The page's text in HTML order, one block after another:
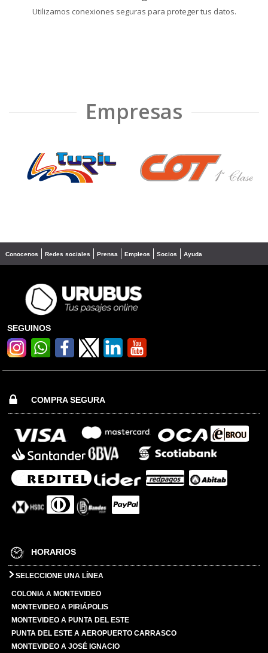
Utilizamos conexiones seguras para proteger tus datos.
Empresas
❮ ❯
Conocenos Redes sociales Prensa Empleos Socios Ayuda
SEGUINOS
COMPRA SEGURA
HORARIOS
SELECCIONE UNA LÍNEA
COLONIA A MONTEVIDEO
MONTEVIDEO A PIRIÁPOLIS
MONTEVIDEO A PUNTA DEL ESTE
PUNTA DEL ESTE A AEROPUERTO CARRASCO
MONTEVIDEO A JOSÉ IGNACIO